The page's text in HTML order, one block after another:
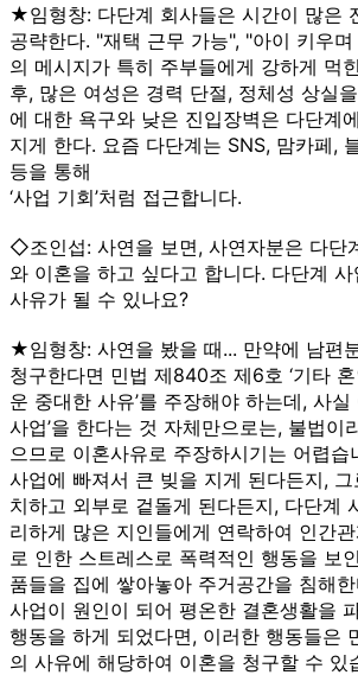
★임형창: 다단계 회사들은 시간이 많은
공략한다. "재택 근무 가능", "아이 키우
의 메시지가 특히 주부들에게 강하게 먹
후, 많은 여성은 경력 단절, 정체성 상실
에 대한 욕구와 낮은 진입장벽은 다단계
지게 한다. 요즘 다단계는 SNS, 맘카페,
등을 통해
‘사업 기회’처럼 접근합니다.
◇조인섭: 사연을 보면, 사연자분은 다단
와 이혼을 하고 싶다고 합니다. 다단계
사유가 될 수 있나요?
★임형창: 사연을 봤을 때... 만약에 남편
청구한다면 민법 제840조 제6호 ‘기타
운 중대한 사유’를 주장해야 하는데, 사실
사업’을 한다는 것 자체만으로는, 불법이
으므로 이혼사유로 주장하시기는 어렵습
사업에 빠져서 큰 빚을 지게 된다든지,
치하고 외부로 겉돌게 된다든지, 다단계
리하게 많은 지인들에게 연락하여 인간
로 인한 스트레스로 폭력적인 행동을 보
품들을 집에 쌓아놓아 주거공간을 침해
사업이 원인이 되어 평온한 결혼생활을
행동을 하게 되었다면, 이러한 행동들은
의 사유에 해당하여 이혼을 청구할 수 있